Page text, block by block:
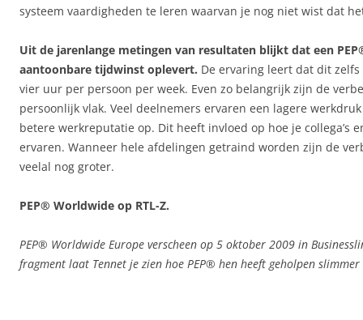
systeem vaardigheden te leren waarvan je nog niet wist dat
Uit de jarenlange metingen van resultaten blijkt dat een
aantoonbare tijdwinst oplevert. De ervaring leert dat dit
vier uur per persoon per week. Even zo belangrijk zijn de
persoonlijk vlak. Veel deelnemers ervaren een lagere
betere werkreputatie op. Dit heeft invloed op hoe je collega’s
ervaren. Wanneer hele afdelingen getraind worden zijn de
veelal nog groter.
PEP® Worldwide op RTL-Z.
PEP® Worldwide Europe verscheen op 5 oktober 2009 in
fragment laat Tennet je zien hoe PEP® hen heeft geholpen